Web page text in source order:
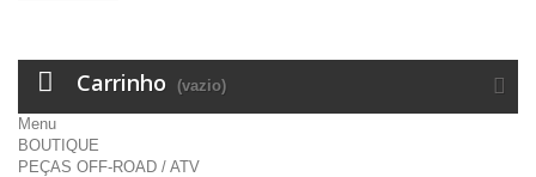
Carrinho (vazio)
Menu
BOUTIQUE
PEÇAS OFF-ROAD / ATV